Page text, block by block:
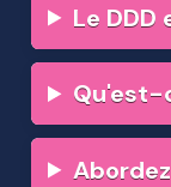
Le DDD est-il
Qu'est-ce que
Abordez-